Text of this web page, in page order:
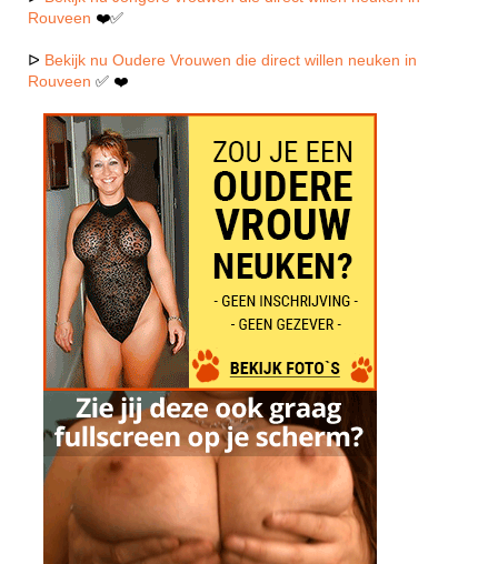
Rouveen ❤️✅
ᐅ Bekijk nu Oudere Vrouwen die direct willen neuken in
Rouveen ✅ ❤️